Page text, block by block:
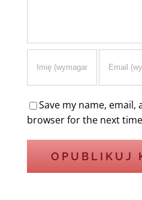
Save my name, email,
browser for the next